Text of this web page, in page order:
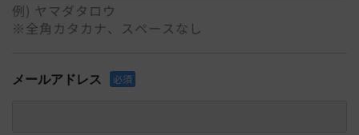
例) ヤマダタロウ
※全角カタカナ、スペースなし
メールアドレス 必須